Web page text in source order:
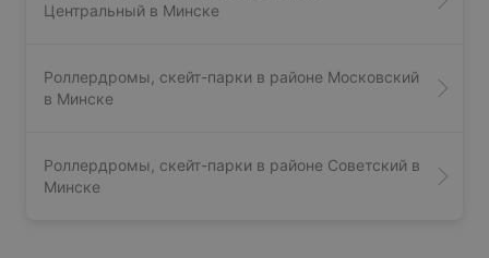
Центральный в Минске
Роллердромы, скейт-парки в районе Московский
в Минске
Роллердромы, скейт-парки в районе Советский в
Минске